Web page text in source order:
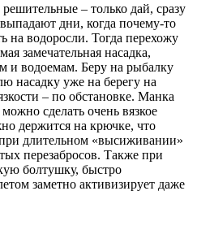
– только дай, сразу
дни, когда почему-то
на водоросли. Тогда перехожу
замечательная насадка,
и водоемам. Беру на рыбалку
насадку уже на берегу на
– по обстановке. Манка
сделать очень вязкое
держится на крючке, что
длительном «высиживании»
перезабросов. Также при
болтушку, быстро
заметно активизирует даже